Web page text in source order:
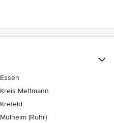
Essen
Kreis Mettmann
Krefeld
Mülheim (Ruhr)